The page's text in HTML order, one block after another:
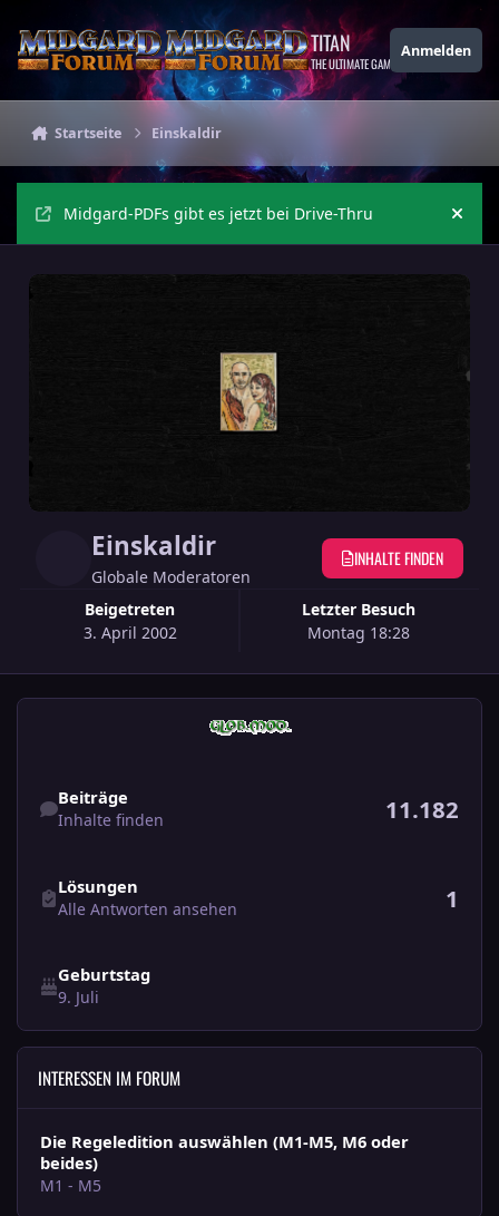
TITAN
THE ULTIMATE GAMING THEME
Anmelden
Startseite Einskaldir
Midgard-PDFs gibt es jetzt bei Drive-Thru
Einskaldir
Globale Moderatoren
Beigetreten
3. April 2002
Letzter Besuch
Montag 18:28
INHALTE FINDEN
Beiträge
Inhalte finden 11.182
Lösungen
Alle Antworten ansehen 1
Geburtstag
9. Juli
INTERESSEN IM FORUM
Die Regeledition auswählen (M1-M5, M6 oder
beides)
M1 - M5